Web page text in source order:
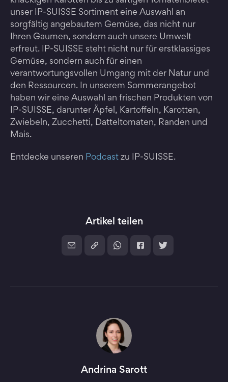
unser IP-SUISSE Sortiment eine Auswahl an
sorgfältig angebautem Gemüse, das nicht nur
Ihren Gaumen, sondern auch unsere Umwelt
erfreut. IP-SUISSE steht nicht nur für erstklassiges
Gemüse, sondern auch für einen
verantwortungsvollen Umgang mit der Natur und
den Ressourcen. In unserem Sommerangebot
haben wir eine Auswahl an frischen Produkten von
IP-SUISSE, darunter Äpfel, Kartoffeln, Karotten,
Zwiebeln, Zucchetti, Datteltomaten, Randen und
Mais.
Entdecke unseren Podcastzu IP-SUISSE.
Artikel teilen
Andrina Sarott